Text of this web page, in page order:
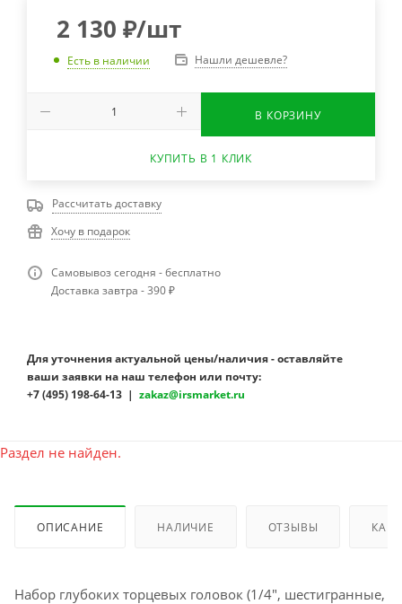
2 130 ₽/шт
Есть в наличии Нашли дешевле?
В КОРЗИНУ
КУПИТЬ В 1 КЛИК
Рассчитать доставку
Хочу в подарок
Самовывоз сегодня - бесплатно
Доставка завтра - 390 ₽
Для уточнения актуальной цены/наличия - оставляйте
ваши заявки на наш телефон или почту:
+7 (495) 198-64-13 | zakaz@irsmarket.ru
Раздел не найден.
ОПИСАНИЕ НАЛИЧИЕ ОТЗЫВЫ КАК
Набор глубоких торцевых головок (1/4", шестигранные,